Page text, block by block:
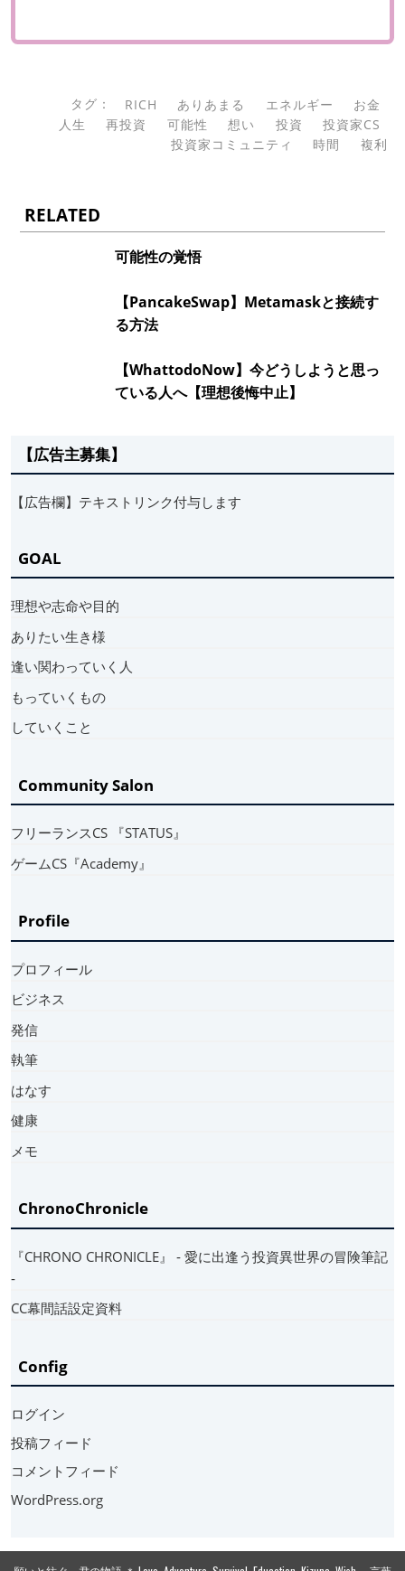
タグ： RICH ありあまる エネルギー
お金
人生
再投資 可能性 想い 投資
投資家CS
投資家コミュニティ
時間 複利
RELATED
可能性の覚悟
【PancakeSwap】Metamaskと接続す
る方法
【WhattodoNow】今どうしようと思っ
ている人へ【理想後悔中止】
【広告主募集】
【広告欄】テキストリンク付与します
GOAL
理想や志命や目的
ありたい生き様
逢い関わっていく人
もっていくもの
していくこと
Community Salon
フリーランスCS 『STATUS』
ゲームCS『Academy』
Profile
プロフィール
ビジネス
発信
執筆
はなす
健康
メモ
ChronoChronicle
『CHRONO CHRONICLE』 ‐ 愛に出逢う投資異世界の冒険筆記
‐
CC幕間話設定資料
Config
ログイン
投稿フィード
コメントフィード
WordPress.org